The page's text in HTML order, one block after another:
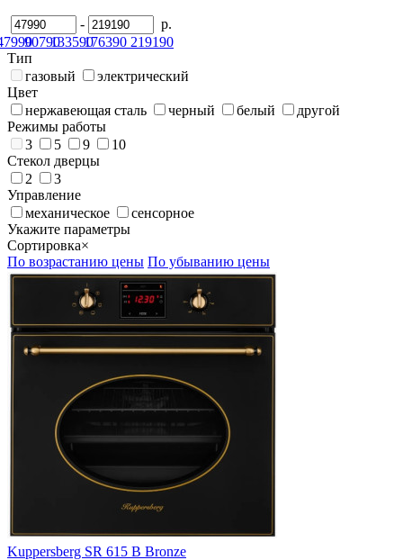
-
р.
90790133590176390 219190
Тип
газовый
электрический
Цвет
нержавеющая сталь
черный белый
другой
Режимы работы
3
5 9
10
Стекол дверцы
2
3
Управление
механическое
сенсорное
Укажите параметры
Сортировка×
По возрастанию цены По убыванию цены
Kuppersberg SR 615 B Bronze